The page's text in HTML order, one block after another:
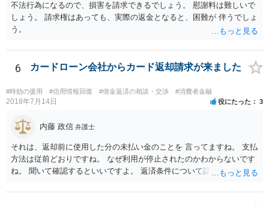
て支払いのスケジュールを決めます。 なお，ご依頼後は借金を返済す
る必要はなくなるため，借金の返済に充てていた分を弁護士費用に充
てることが可能です。 【④の回答】 手続上の注意点が多いため，ご自
とをお勧めします。
不法行為になるので、損害を請求できるでしょう。 慰謝料は難しいで
しょう。 請求権はあっても、実際の返金となると、困難が 伴うでしょ
う。
6 カードローン会社からカード返却請求が来ました
#時効の援用 #信用情報回復 #借金返済の相談・交渉 #消費者金融
2018年7月14日 役にたった 3
内藤 政信 弁護士
それは、返却前に使用した分の未払い金のことを 言ってますね。 支払
方法は従前どおりですね。 なぜ利用が停止されたのかわからないです
ね。 聞いて確認するといいですよ。 返済条件について話し合う事は当